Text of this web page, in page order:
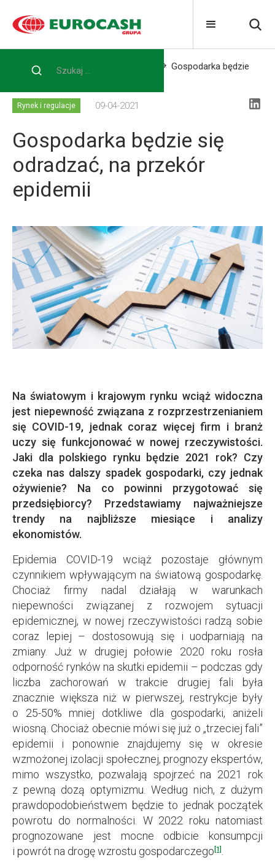
Home Blog
Gospodarka będzie
Rynek i regulacje 09-04-2021
Gospodarka będzie się
odradzać, na przekór
epidemii
Na światowym i krajowym rynku wciąż widoczna
jest niepewność związana z rozprzestrzenianiem
się COVID-19, jednak coraz więcej firm i branż
uczy się funkcjonować w nowej rzeczywistości.
Jaki dla polskiego rynku będzie 2021 rok? Czy
czeka nas dalszy spadek gospodarki, czy jednak
ożywienie? Na co powinni przygotować się
przedsiębiorcy? Przedstawiamy najważniejsze
trendy na najbliższe miesiące i analizy
ekonomistów.
Epidemia COVID-19 wciąż pozostaje głównym
czynnikiem wpływającym na światową gospodarkę.
Chociaż firmy nadal działają w warunkach
niepewności związanej z rozwojem sytuacji
epidemicznej, w nowej rzeczywistości radzą sobie
coraz lepiej – dostosowują się i uodparniają na
zmiany. Już w drugiej połowie 2020 roku rosła
odporność rynków na skutki epidemii – podczas gdy
liczba zachorowań w trakcie drugiej fali była
znacznie większa niż w pierwszej, restrykcje były
o 25-50% mniej dotkliwe dla gospodarki, aniżeli
wiosną. Chociaż obecnie mówi się już o „trzeciej fali”
epidemii i ponownie znajdujemy się w okresie
wzmożonej izolacji społecznej, prognozy ekspertów,
mimo wszystko, pozwalają spojrzeć na 2021 rok
z pewną dozą optymizmu. Według nich, z dużym
prawdopodobieństwem będzie to jednak początek
powrotu do normalności. W 2022 roku natomiast
prognozowane jest mocne odbicie konsumpcji
i powrót na drogę wzrostu gospodarczego [1]